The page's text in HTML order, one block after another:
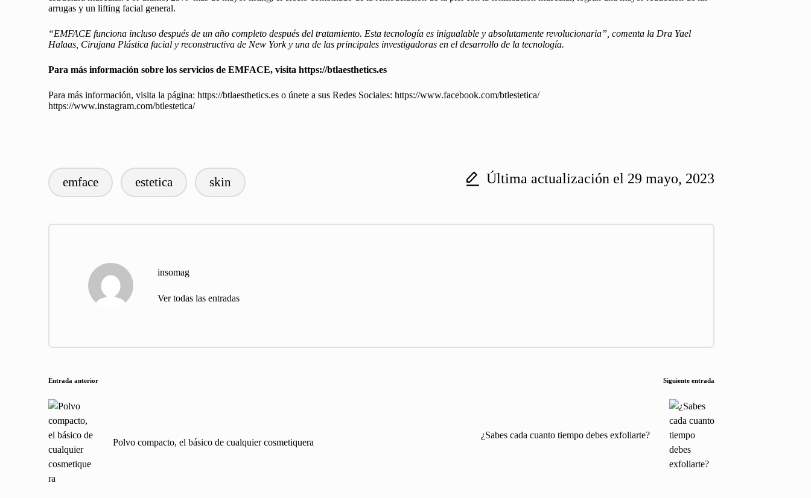
arrugas y un lifting facial general.
“EMFACE funciona incluso después de un año completo después del tratamiento. Esta tecnología es inigualable y absolutamente revolucionaria”, comenta la Dra Yael
Halaas, Cirujana Plástica facial y reconstructiva de New York y una de las principales investigadoras en el desarrollo de la tecnología.
Para más información sobre los servicios de EMFACE, visita https://btlaesthetics.es
Para más información, visita la página: https://btlaesthetics.es o únete a sus Redes Sociales: https://www.facebook.com/btlestetica/
https://www.instagram.com/btlestetica/
Etiquetas:
emface estetica skin Última actualización el 29 mayo, 2023
insomag
Ver todas las entradas
Navegación
de
entradas
Entrada anterior
Polvo compacto, el básico de cualquier cosmetiquera
Siguiente entrada
¿Sabes cada cuanto tiempo debes exfoliarte?